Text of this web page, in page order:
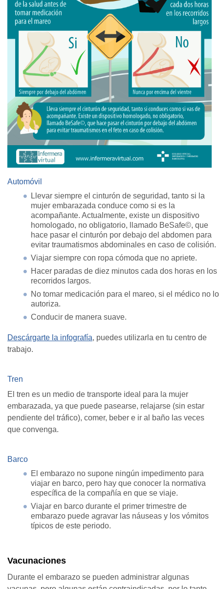
Automóvil
Llevar siempre el cinturón de seguridad, tanto si la
mujer embarazada conduce como si es la
acompañante. Actualmente, existe un dispositivo
homologado, no obligatorio, llamado BeSafe©, que
hace pasar el cinturón por debajo del abdomen para
evitar traumatismos abdominales en caso de colisión.
Viajar siempre con ropa cómoda que no apriete.
Hacer paradas de diez minutos cada dos horas en los
recorridos largos.
No tomar medicación para el mareo, si el médico no lo
autoriza.
Conducir de manera suave.
Descárgarte la infografía, puedes utilizarla en tu centro de
trabajo.
Tren
El tren es un medio de transporte ideal para la mujer
embarazada, ya que puede pasearse, relajarse (sin estar
pendiente del tráfico), comer, beber e ir al baño las veces
que convenga.
Barco
El embarazo no supone ningún impedimento para
viajar en barco, pero hay que conocer la normativa
específica de la compañía en que se viaje.
Viajar en barco durante el primer trimestre de
embarazo puede agravar las náuseas y los vómitos
típicos de este periodo.
Vacunaciones
Durante el embarazo se pueden administrar algunas